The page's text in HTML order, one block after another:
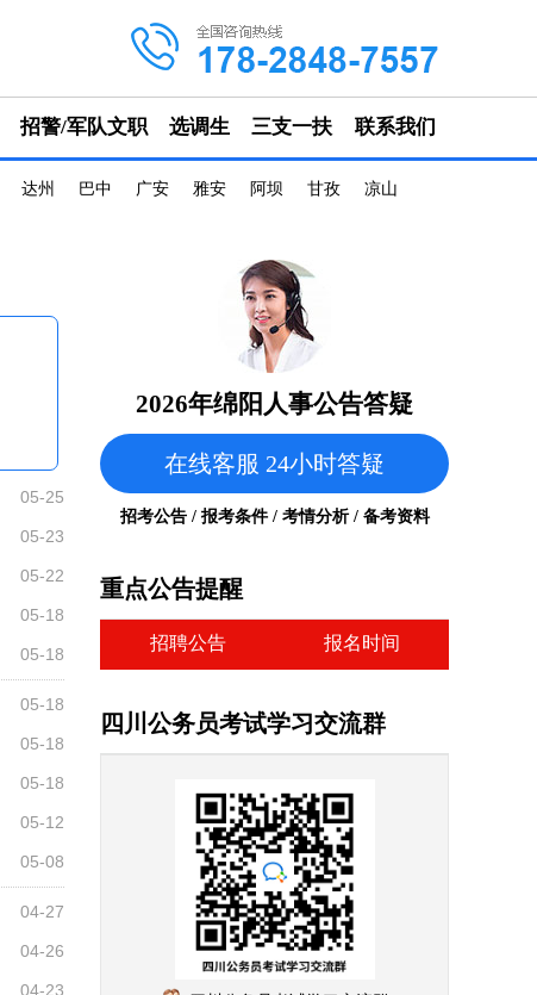
招警/军队文职 选调生 三支一扶 联系我们
达州 巴中 广安 雅安 阿坝 甘孜 凉山
05-25
05-23
05-22
05-18
05-18
05-18
05-18
05-18
05-12
05-08
04-27
04-26
04-23
2026年绵阳人事公告答疑
在线客服 24小时答疑
招考公告 / 报考条件 / 考情分析 / 备考资料
重点公告提醒
招聘公告 报名时间
四川公务员考试学习交流群